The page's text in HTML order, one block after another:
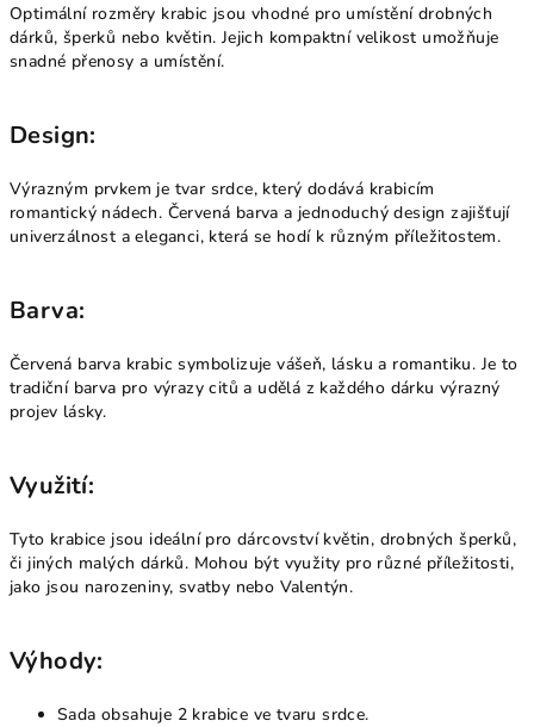
Optimální rozměry krabic jsou vhodné pro umístění drobných
dárků, šperků nebo květin. Jejich kompaktní velikost umožňuje
snadné přenosy a umístění.
Design:
Výrazným prvkem je tvar srdce, který dodává krabicím
romantický nádech. Červená barva a jednoduchý design zajišťují
univerzálnost a eleganci, která se hodí k různým příležitostem.
Barva:
Červená barva krabic symbolizuje vášeň, lásku a romantiku. Je to
tradiční barva pro výrazy citů a udělá z každého dárku výrazný
projev lásky.
Využití:
Tyto krabice jsou ideální pro dárcovství květin, drobných šperků,
či jiných malých dárků. Mohou být využity pro různé příležitosti,
jako jsou narozeniny, svatby nebo Valentýn.
Výhody:
Sada obsahuje 2 krabice ve tvaru srdce.